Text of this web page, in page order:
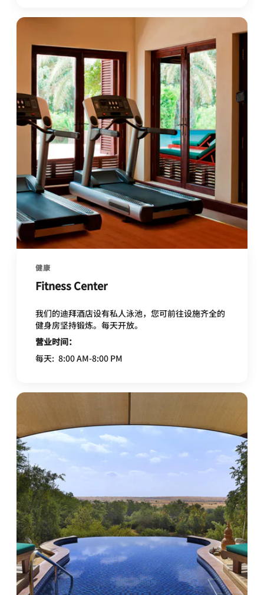
健康
Fitness Center
我们的迪拜酒店设有私人泳池，您可前往设施齐全的
健身房坚持锻炼。每天开放。
营业时间：
每天: 8:00 AM-8:00 PM